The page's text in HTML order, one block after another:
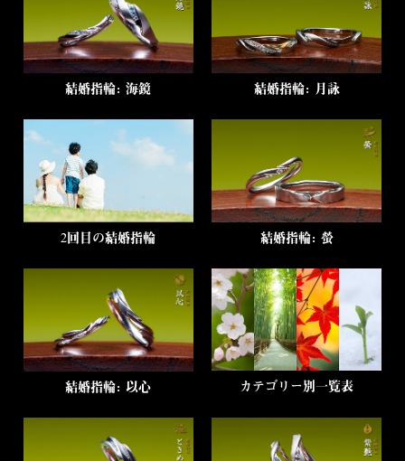
結婚指輪：海鏡 結婚指輪：月詠
2回目の結婚指輪 結婚指輪：螢
結婚指輪：以心 カテゴリー別一覧表